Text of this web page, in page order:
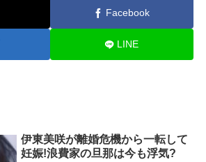
Facebook
LINE
伊東美咲が離婚危機から一転して
妊娠!浪費家の旦那は今も浮気?